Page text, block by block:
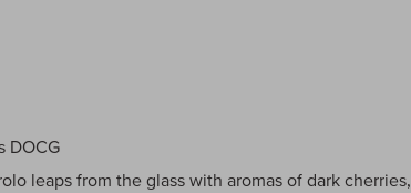
DOCG
leaps from the glass with aromas of dark